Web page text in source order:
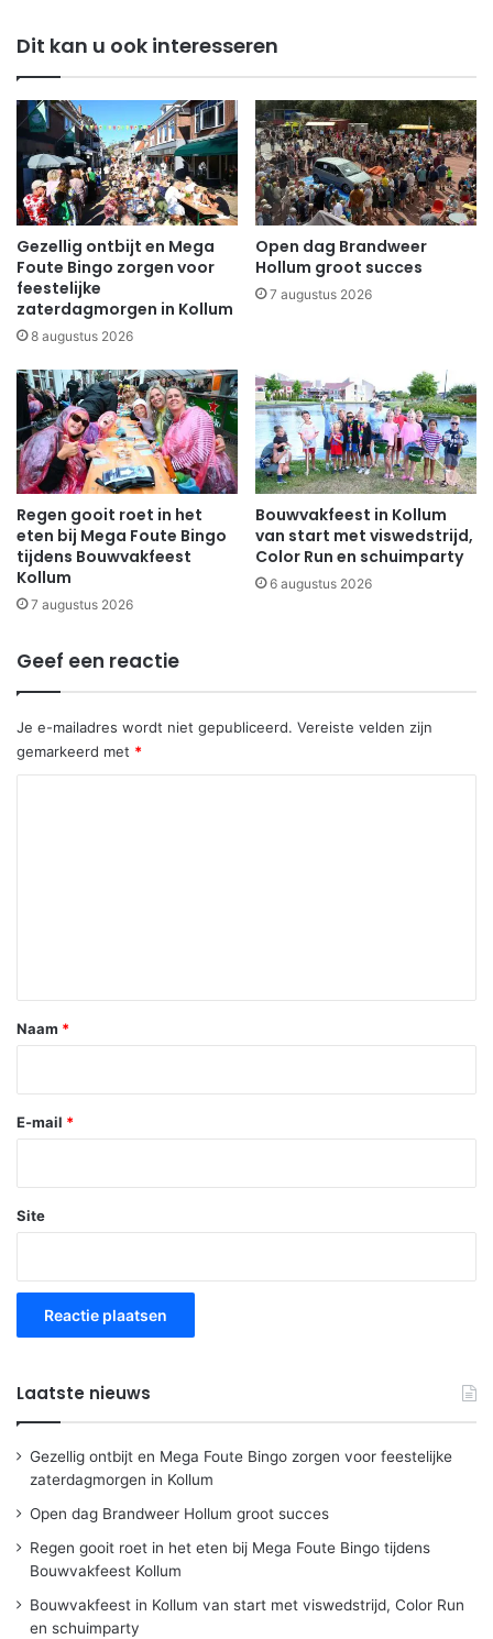
Dit kan u ook interesseren
Gezellig ontbijt en Mega
Foute Bingo zorgen voor
feestelijke
zaterdagmorgen in Kollum
8 augustus 2026
Open dag Brandweer
Hollum groot succes
7 augustus 2026
Regen gooit roet in het
eten bij Mega Foute Bingo
tijdens Bouwvakfeest
Kollum
7 augustus 2026
Bouwvakfeest in Kollum
van start met viswedstrijd,
Color Run en schuimparty
6 augustus 2026
Geef een reactie
Je e-mailadres wordt niet gepubliceerd. Vereiste velden zijn
gemarkeerd met *
*
Naam *
E-mail *
Site
Laatste nieuws
Gezellig ontbijt en Mega Foute Bingo zorgen voor feestelijke
zaterdagmorgen in Kollum
Open dag Brandweer Hollum groot succes
Regen gooit roet in het eten bij Mega Foute Bingo tijdens
Bouwvakfeest Kollum
Bouwvakfeest in Kollum van start met viswedstrijd, Color Run
en schuimparty